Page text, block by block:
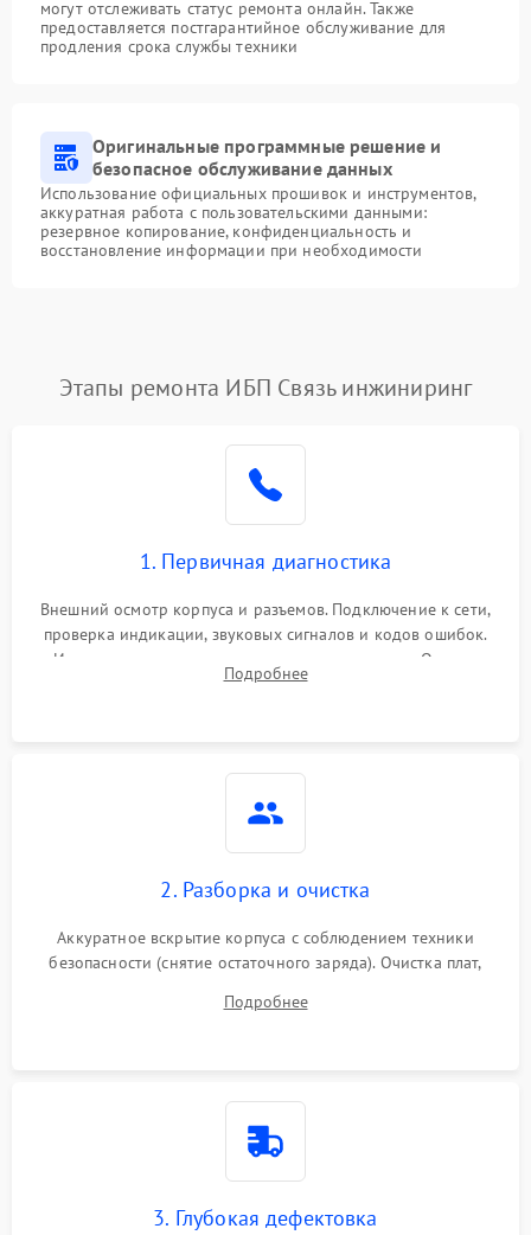
могут отслеживать статус ремонта онлайн. Также
предоставляется постгарантийное обслуживание для
продления срока службы техники
Оригинальные программные решение и
безопасное обслуживание данных
Использование официальных прошивок и инструментов,
аккуратная работа с пользовательскими данными:
резервное копирование, конфиденциальность и
восстановление информации при необходимости
Этапы ремонта ИБП Связь инжиниринг
1. Первичная диагностика
Внешний осмотр корпуса и разъемов. Подключение к сети,
проверка индикации, звуковых сигналов и кодов ошибок.
Измерение входного и выходного напряжения. Оценка
реакции ИБП на отключение основного питания без
Подробнее
2. Разборка и очистка
Аккуратное вскрытие корпуса с соблюдением техники
безопасности (снятие остаточного заряда). Очистка плат,
и кистей для предотвращения перегрева и замыканий.
Подробнее
3. Глубокая дефектовка